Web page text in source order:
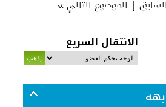
| الموضوع التالي»
الانتقال السريع